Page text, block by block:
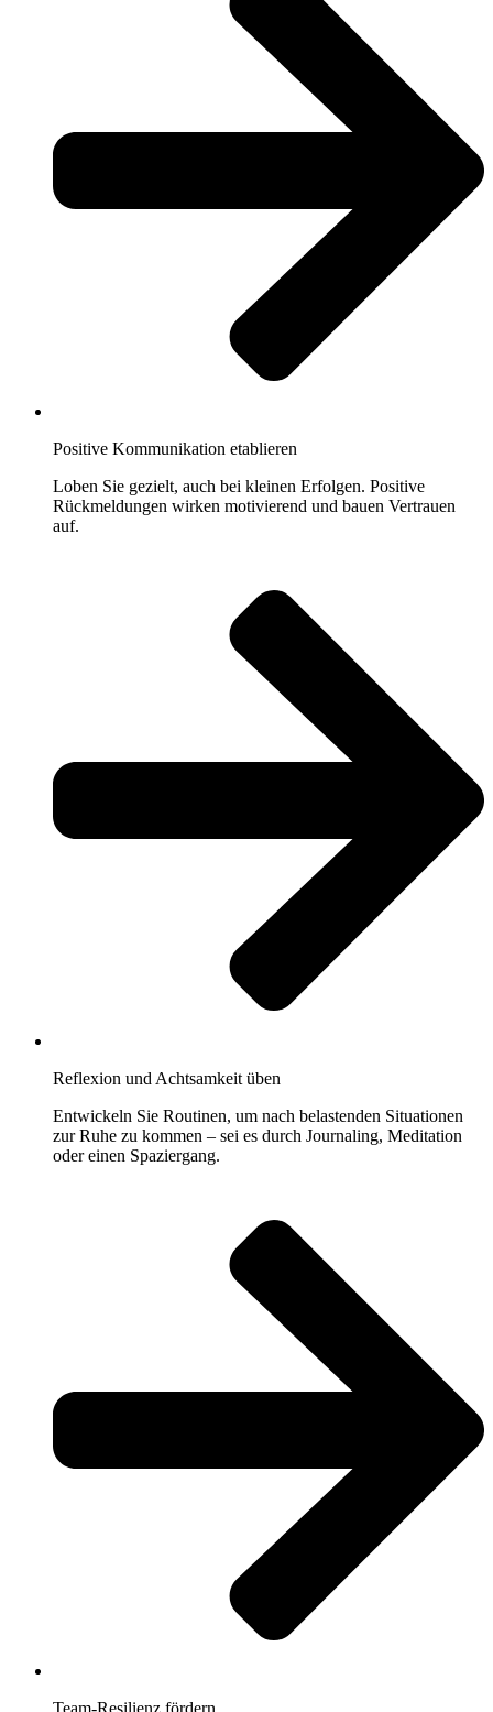
Positive Kommunikation etablieren
Loben Sie gezielt, auch bei kleinen Erfolgen. Positive
Rückmeldungen wirken motivierend und bauen Vertrauen
auf.
Reflexion und Achtsamkeit üben
Entwickeln Sie Routinen, um nach belastenden Situationen
zur Ruhe zu kommen – sei es durch Journaling, Meditation
oder einen Spaziergang.
Team-Resilienz fördern